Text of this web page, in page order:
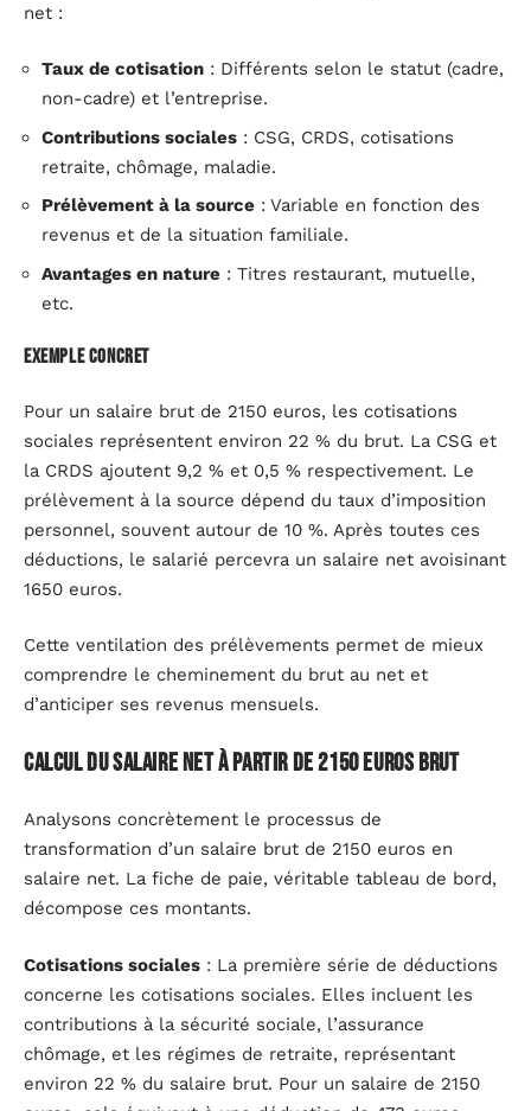
net :
Taux de cotisation : Différents selon le statut (cadre,
non-cadre) et l’entreprise.
Contributions sociales : CSG, CRDS, cotisations
retraite, chômage, maladie.
Prélèvement à la source : Variable en fonction des
revenus et de la situation familiale.
Avantages en nature : Titres restaurant, mutuelle,
etc.
Exemple concret
Pour un salaire brut de 2150 euros, les cotisations
sociales représentent environ 22 % du brut. La CSG et
la CRDS ajoutent 9,2 % et 0,5 % respectivement. Le
prélèvement à la source dépend du taux d’imposition
personnel, souvent autour de 10 %. Après toutes ces
déductions, le salarié percevra un salaire net avoisinant
1650 euros.
Cette ventilation des prélèvements permet de mieux
comprendre le cheminement du brut au net et
d’anticiper ses revenus mensuels.
Calcul du salaire net à partir de 2150 euros brut
Analysons concrètement le processus de
transformation d’un salaire brut de 2150 euros en
salaire net. La fiche de paie, véritable tableau de bord,
décompose ces montants.
Cotisations sociales : La première série de déductions
concerne les cotisations sociales. Elles incluent les
contributions à la sécurité sociale, l’assurance
chômage, et les régimes de retraite, représentant
environ 22 % du salaire brut. Pour un salaire de 2150